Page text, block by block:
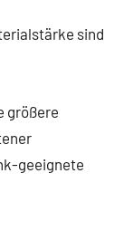
sind
größere
geeignete